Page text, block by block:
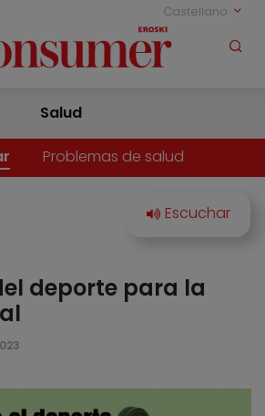
Castellano
Salud
Problemas de salud
deporte para la